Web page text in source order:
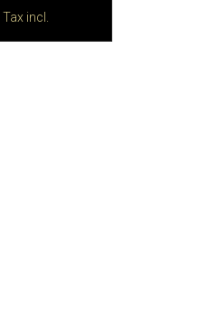
Tax incl.